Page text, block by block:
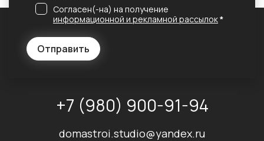
Отправить
Согласен(-на) на получение
информационной и рекламной рассылок*
+7 (980) 900-91-94
domastroi.studio@yandex.ru